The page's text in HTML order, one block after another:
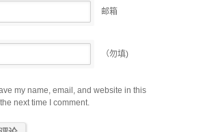
邮箱
（勿填)
my name, email, and website in this
next time I comment.